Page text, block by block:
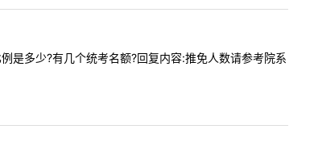
多少?有几个统考名额?回复内容:推免人数请参考院系